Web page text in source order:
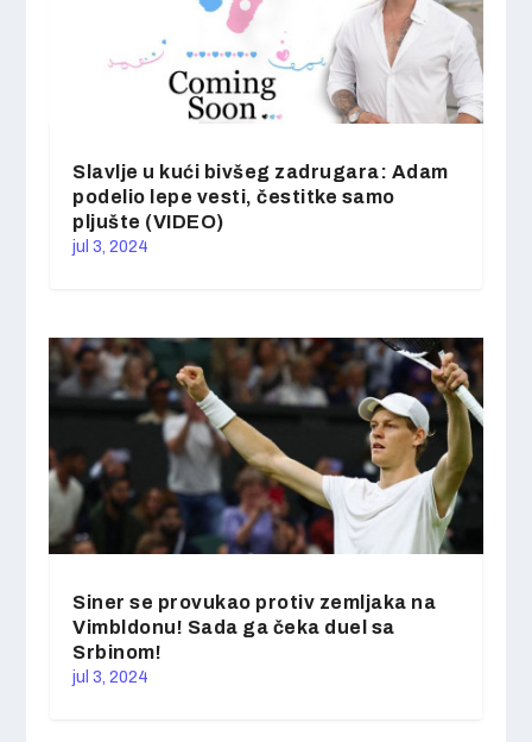
Slavlje u kući bivšeg zadrugara: Adam
podelio lepe vesti, čestitke samo
pljušte (VIDEO)
jul 3, 2024
Siner se provukao protiv zemljaka na
Vimbldonu! Sada ga čeka duel sa
Srbinom!
jul 3, 2024